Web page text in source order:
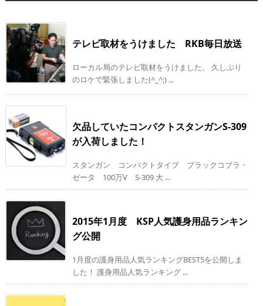
テレビ取材をうけました RKB毎日放送
ローカル局のテレビ取材をうけました。 久しぶり
のロケで緊張しました(^_^;) ...
欠品していたコンパクトスタンガンS-309
が入荷しました！
スタンガン コンパクトタイプ ブラックコブラ・
ゼータ 100万V S-309 大 ...
2015年1月度 KSP人気護身用品ランキン
グ公開
1月度の護身用品人気ランキングBEST5を公開しま
した！ 護身用品人気ランキング ...